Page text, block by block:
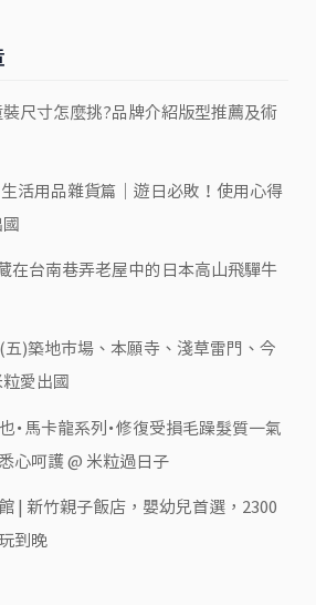
尺寸怎麼挑?品牌介紹版型推薦及術
生活用品雜貨篇｜遊日必敗！使用心得
在台南巷弄老屋中的日本高山飛驒牛
(五)築地市場、本願寺、淺草雷門、今
愛出國
・馬卡龍系列・修復受損毛躁髮質一氣
心呵護 @ 米粒過日子
| 新竹親子飯店，嬰幼兒首選，2300
到晚